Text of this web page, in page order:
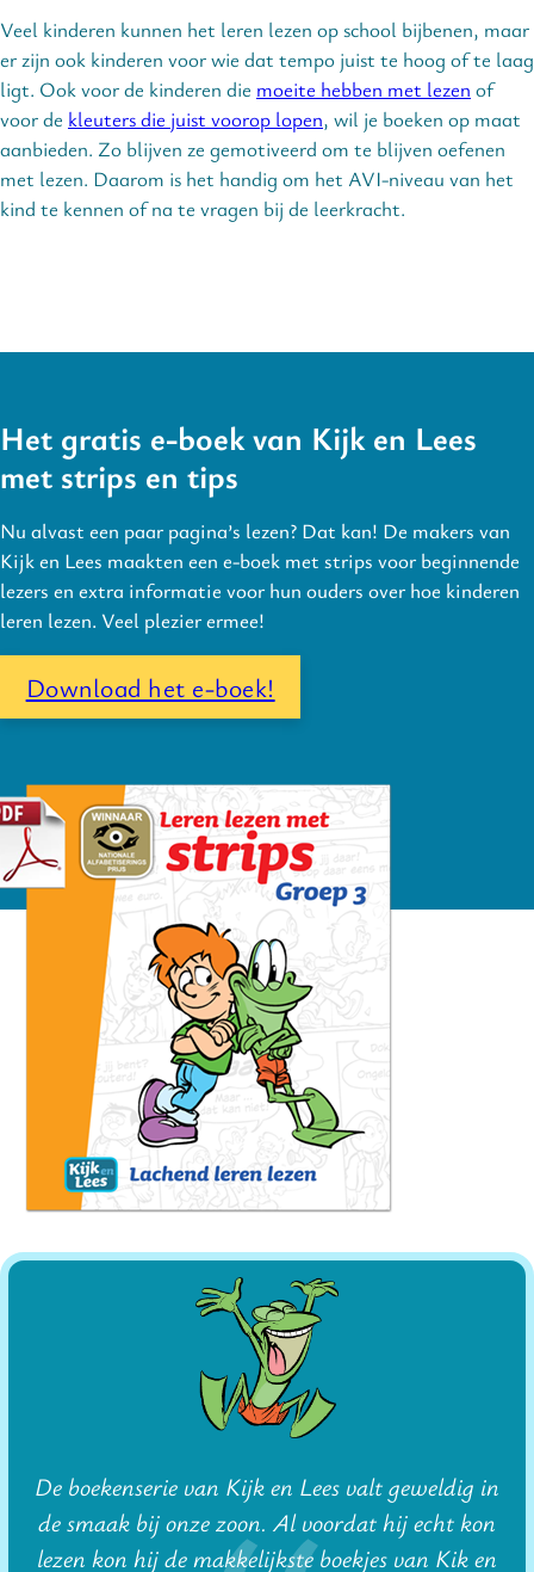
Veel kinderen kunnen het leren lezen op school bijbenen, maar
er zijn ook kinderen voor wie dat tempo juist te hoog of te laag
ligt. Ook voor de kinderen die moeite hebben met lezen of
voor de kleuters die juist voorop lopen, wil je boeken op maat
aanbieden. Zo blijven ze gemotiveerd om te blijven oefenen
met lezen. Daarom is het handig om het AVI-niveau van het
kind te kennen of na te vragen bij de leerkracht.
Het gratis e-boek van Kijk en Lees
met strips en tips
Nu alvast een paar pagina’s lezen? Dat kan! De makers van
Kijk en Lees maakten een e-boek met strips voor beginnende
lezers en extra informatie voor hun ouders over hoe kinderen
leren lezen. Veel plezier ermee!
Download het e-boek!
De boekenserie van Kijk en Lees valt geweldig in
de smaak bij onze zoon. Al voordat hij echt kon
lezen kon hij de makkelijkste boekjes van Kik en